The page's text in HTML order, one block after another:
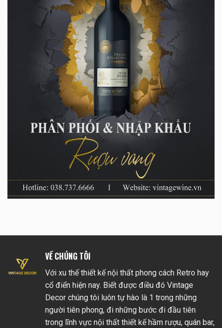
VỀ CHÚNG TÔI
Với xu thế thiết kế nội thất phong cách Retro hay
cổ điển hiện nay. Biết được điều đó Vintage
Decor chúng tôi luôn tự hào là 1 trong những
người tiên phong, đi những bước đi đầu tiên
trong lĩnh vực nội thất thiết kế hầm rượu, quán bar,